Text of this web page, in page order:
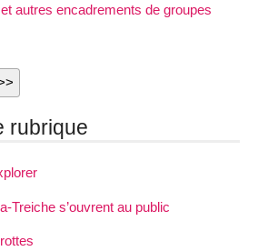
autres encadrements de groupes
rubrique
Treiche s’ouvrent au public